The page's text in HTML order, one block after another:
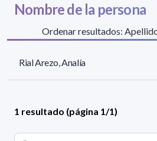
Nombre de la persona
Ordenar resultados:
Rial Arezo, Analía
1 resultado (página 1/1)